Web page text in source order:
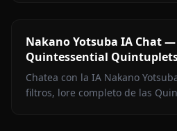
Nakano Yotsuba IA Chat
Quintessential
Chatea con la IA Nakano
filtros, lore completo de las